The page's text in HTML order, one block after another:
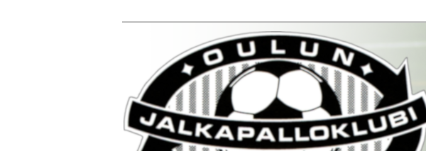
Oulun Jalkapalloklubi